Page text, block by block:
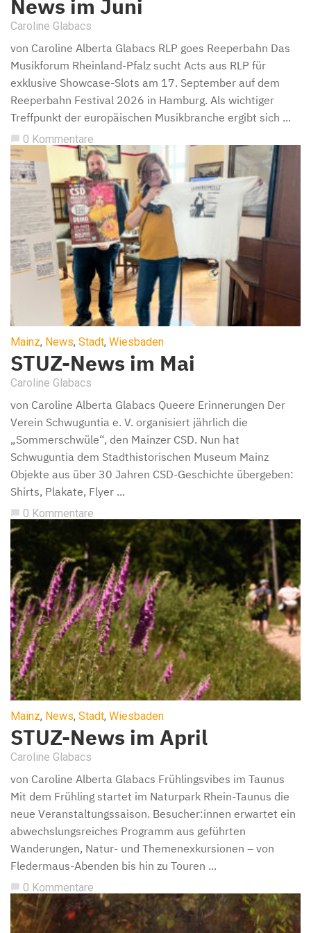
News im Juni
Caroline Glabacs
von Caroline Alberta Glabacs RLP goes Reeperbahn Das
Musikforum Rheinland-Pfalz sucht Acts aus RLP für
exklusive Showcase-Slots am 17. September auf dem
Reeperbahn Festival 2026 in Hamburg. Als wichtiger
Treffpunkt der europäischen Musikbranche ergibt sich ...
0 Kommentare
Mainz, News, Stadt, Wiesbaden
STUZ-News im Mai
Caroline Glabacs
von Caroline Alberta Glabacs Queere Erinnerungen Der
Verein Schwuguntia e. V. organisiert jährlich die
„Sommerschwüle“, den Mainzer CSD. Nun hat
Schwuguntia dem Stadthistorischen Museum Mainz
Objekte aus über 30 Jahren CSD-Geschichte übergeben:
Shirts, Plakate, Flyer ...
0 Kommentare
Mainz, News, Stadt, Wiesbaden
STUZ-News im April
Caroline Glabacs
von Caroline Alberta Glabacs Frühlingsvibes im Taunus
Mit dem Frühling startet im Naturpark Rhein-Taunus die
neue Veranstaltungssaison. Besucher:innen erwartet ein
abwechslungsreiches Programm aus geführten
Wanderungen, Natur- und Themenexkursionen – von
Fledermaus-Abenden bis hin zu Touren ...
chat_bubble 0 Kommentare